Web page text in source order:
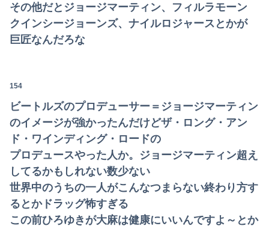
その他だとジョージマーティン、フィルラモーン
クインシージョーンズ、ナイルロジャースとかが
巨匠なんだろな
154
ビートルズのプロデューサー＝ジョージマーティン
のイメージが強かったんだけどザ・ロング・アン
ド・ワインディング・ロードの
プロデュースやった人か。ジョージマーティン超え
してるかもしれない数少ない
世界中のうちの一人がこんなつまらない終わり方す
るとかドラッグ怖すぎる
この前ひろゆきが大麻は健康にいいんですよ～とか